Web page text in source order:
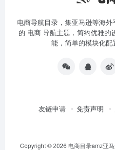
电商导航目录，集亚马逊等海
的 电商 导航主题，简约优雅的
能，简单的模块化
友链申请 免责声明
Copyright © 2026 电商目录amz亚